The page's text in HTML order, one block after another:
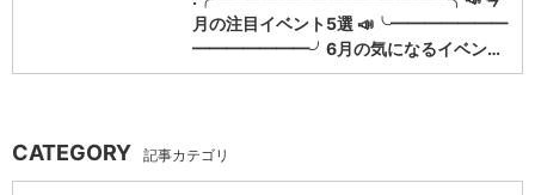
月の注目イベント5選 📣╰━━━━━━━
━━━━━━━╯6月の気になるイベン…
CATEGORY 記事カテゴリ